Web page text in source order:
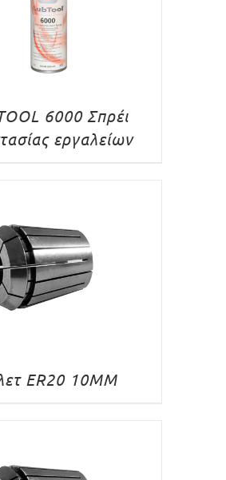
6000 Σπρέι
εργαλείων
ER20 10MM